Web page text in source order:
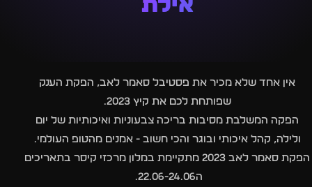
אילת
אין אחד שלא מכיר את פסטיבל סאמר לאב, הפקת הענק
שפותחת לכם את קיץ 2023.
הפקה המשלבת מסיבות בריכה צבעוניות ואיכותיות של יום
ולילה, קהל איכותי ובוגר והכי חשוב - אמנים מהטופ העולמי.
הפקת סאמר לאב 2023 מתקיימת במלון מרכזי קיסר בתאריכים
ה22.06-24.06.